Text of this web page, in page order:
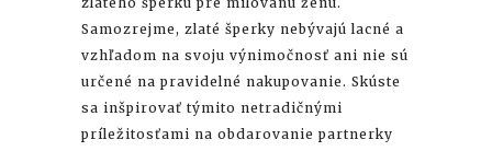
Samozrejme, zlaté šperky nebývajú lacné a
vzhľadom na svoju výnimočnosť ani nie sú
určené na pravidelné nakupovanie. Skúste
sa inšpirovať týmito netradičnými
príležitosťami na obdarovanie partnerky